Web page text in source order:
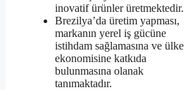
inovatif ürünler üretmektedir.
Brezilya’da üretim yapması,
markanın yerel iş gücüne
istihdam sağlamasına ve ülke
ekonomisine katkıda
bulunmasına olanak
tanımaktadır.